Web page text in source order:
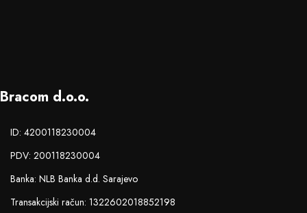
Bracom d.o.o.
ID: 4200118230004
PDV: 200118230004
Banka: NLB Banka d.d. Sarajevo
Transakcijski račun: 1322602018852198